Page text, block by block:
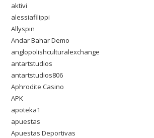
aktivi
alessiafilippi
Allyspin
Andar Bahar Demo
anglopolishculturalexchange
antartstudios
antartstudios806
Aphrodite Casino
APK
apoteka1
apuestas
Apuestas Deportivas